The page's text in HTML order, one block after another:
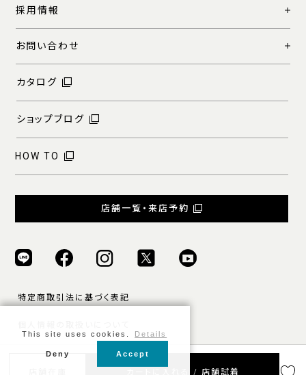
カートに入れる / 店舗試着
採用情報
お問い合わせ
カタログ
ショップブログ
HOW TO
店舗一覧・来店予約
特定商取引法に基づく表記
ご利用規約
This site uses cookies. Details
Deny Accept